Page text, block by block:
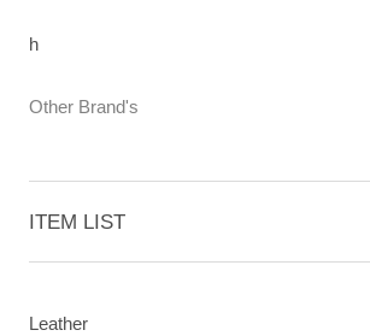
h
Other Brand's
ITEM LIST
Leather